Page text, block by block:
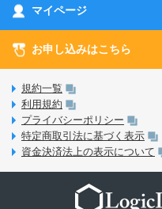
LINE年齢認証について
LinksStoreについて
MVNOのギモンを解消！
3Dセキュアについて
未成年者の方のご契約
通信制限について
動作確認済み端末一覧
SIMサービスについて
SIMロック解除ガイド
LinksMateのサービスにつ
LPについて
おすすめプラン
お申し込み方法
刀剣乱舞-ONLINE- Pocket
あんさんぶるスターズ！
マイページ
お申し込みはこちら
規約一覧
利用規約
プライバシーポリシー
特定商取引法に基づく表示
資金決済法上の表示について